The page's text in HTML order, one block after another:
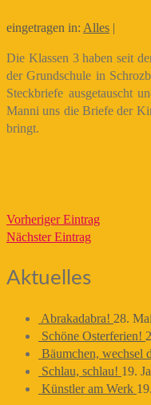
eingetragen in: Alles |
Die Klassen 3 haben seit
der Grundschule in
Steckbriefe ausgetauscht
Manni uns die Briefe der
bringt.
Vorheriger Eintrag
Nächster Eintrag
Aktuelles
Abrakadabra! 28.
Schöne Osterferien!
Bäumchen, wechsel
Schlau, schlau! 19.
Künstler am Werk